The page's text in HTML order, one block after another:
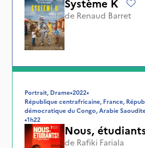
de Renaud Barret
Portrait, Drame•2022•
République centrafricaine, France,
démocratique du Congo, Arabie
•1h22
Nous,
de Rafiki Fariala